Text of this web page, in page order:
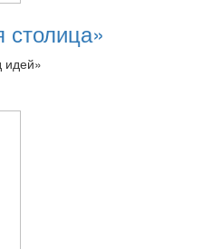
столица»
идей»